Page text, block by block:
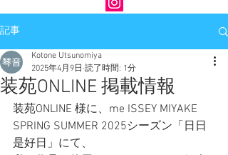
記事
装苑ONLINE 掲載情報
Kotone Utsunomiya
2025年4月9日 読了時間: 1分
装苑ONLINE 様に、me ISSEY MIYAKE
SPRING SUMMER 2025シーズン「日日
是好日」にて、